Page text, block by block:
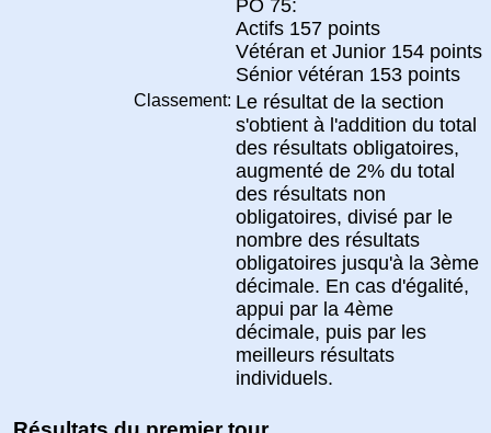
PO 75:
Actifs 157 points
Vétéran et Junior 154 points
Sénior vétéran 153 points
Classement: Le résultat de la section
s'obtient à l'addition du total
des résultats obligatoires,
augmenté de 2% du total
des résultats non
obligatoires, divisé par le
nombre des résultats
obligatoires jusqu'à la 3ème
décimale. En cas d'égalité,
appui par la 4ème
décimale, puis par les
meilleurs résultats
individuels.